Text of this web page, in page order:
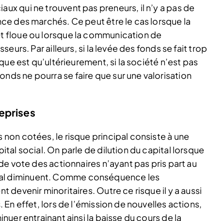
qui ne trouvent pas preneurs, il n’y a pas de
des marchés. Ce peut être le cas lorsque la
floue ou lorsque la communication de
Par ailleurs, si la levée des fonds se fait trop
est qu’ultérieurement, si la société n’est pas
ne pourra se faire que sur une valorisation
cotées, le risque principal consiste à une
social. On parle de dilution du capital lorsque
vote des actionnaires n’ayant pas pris part au
diminuent. Comme conséquence les
devenir minoritaires. Outre ce risque il y a aussi
effet, lors de l’émission de nouvelles actions,
entrainant ainsi la baisse du cours de la